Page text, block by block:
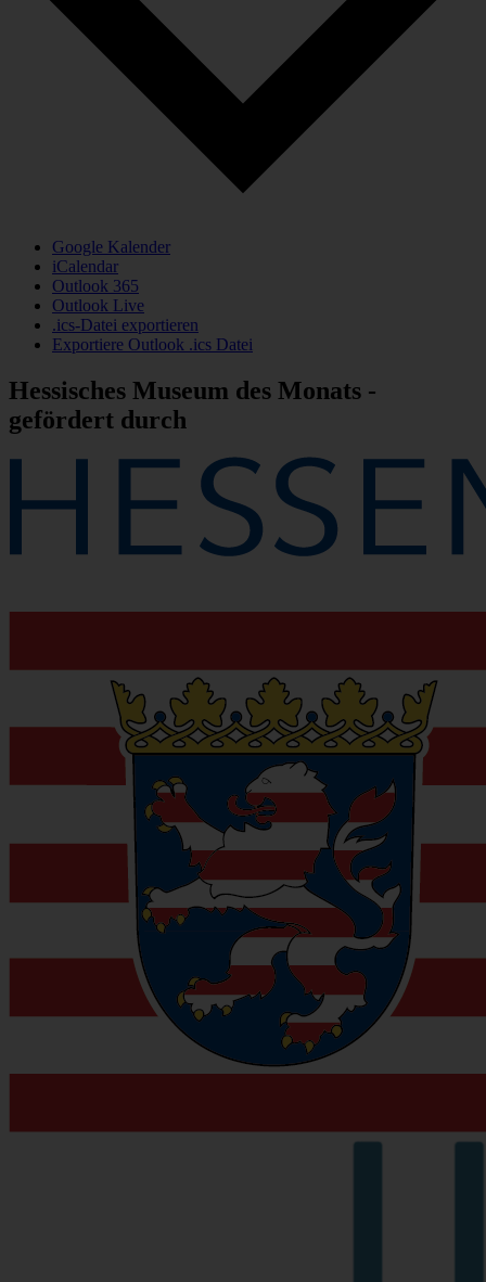
Google Kalender
iCalendar
Outlook 365
Outlook Live
.ics-Datei exportieren
Exportiere Outlook .ics Datei
Hessisches Museum des Monats -
gefördert durch